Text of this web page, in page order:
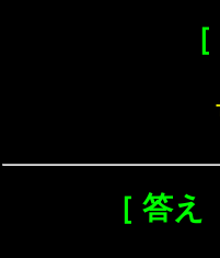
［ 答え